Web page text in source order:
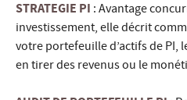
STRATEGIE PI : Avantage
investissement, elle décrit
votre portefeuille d’actifs de PI,
en tirer des revenus ou le